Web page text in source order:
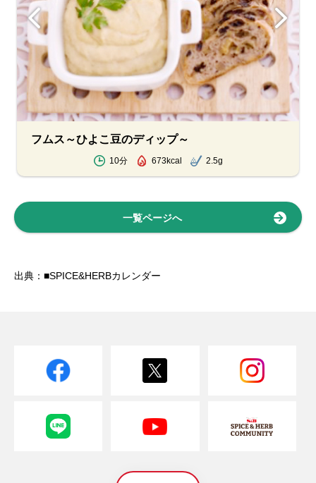
フムス～ひよこ豆のディップ～
10分 673kcal 2.5g
一覧ページへ
出典：■SPICE&HERBカレンダー